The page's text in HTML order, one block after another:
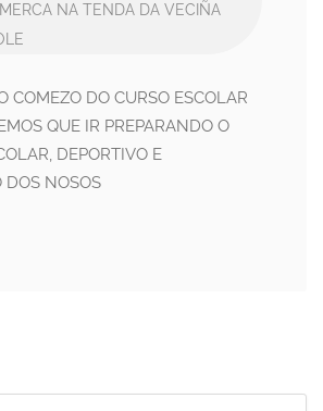
NA TENDA DA VECIÑA
COMEZO DO CURSO ESCOLAR
QUE IR PREPARANDO O
DEPORTIVO E
DOS NOSOS